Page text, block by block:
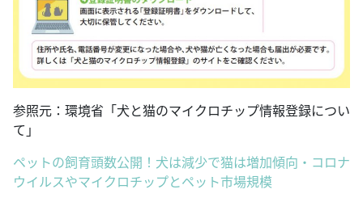
参照元：環境省「犬と猫のマイクロチップ情報登録につい
て」
ペットの飼育頭数公開！犬は減少で猫は増加傾向・コロナ
ウイルスやマイクロチップとペット市場規模